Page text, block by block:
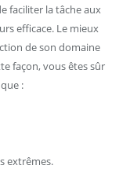
faciliter la tâche aux
efficace. Le mieux
de son domaine
façon, vous êtes sûr
:
extrêmes.